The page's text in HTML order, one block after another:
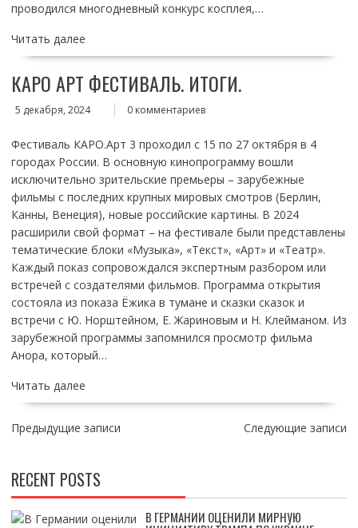
проводился многодневный конкурс косплея,…
Читать далее
КАРО АРТ ФЕСТИВАЛЬ. ИТОГИ.
5 декабря, 2024 0 комментариев
Фестиваль КАРО.Арт 3 проходил с 15 по 27 октября в 4
городах России. В основную кинопрограмму вошли
исключительно зрительские премьеры – зарубежные
фильмы с последних крупных мировых смотров (Берлин,
Канны, Венеция), новые российские картины. В 2024
расширили свой формат – на фестивале были представлены
тематические блоки «Музыка», «Текст», «Арт» и «Театр».
Каждый показ сопровождался экспертным разбором или
встречей с создателями фильмов. Программа открытия
состояла из показа Ёжика в тумане и сказки сказок и
встречи с Ю. Норштейном, Е. Жариновым и Н. Клейманом. Из
зарубежной программы запомнился просмотр фильма
Анора, который…
Читать далее
НАВИГАЦИЯ
Предыдущие записи Следующие записи
RECENT POSTS
В ГЕРМАНИИ ОЦЕНИЛИ МИРНУЮ